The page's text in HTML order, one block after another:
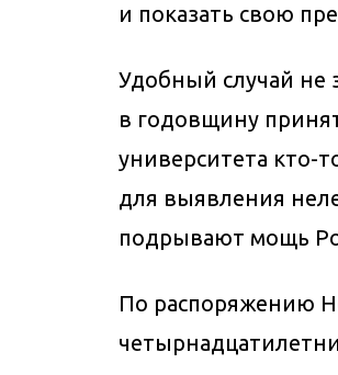
и показать свою
Удобный случай не
в годовщину
университета кто-
для выявления
подрывают мощь
По распоряжению